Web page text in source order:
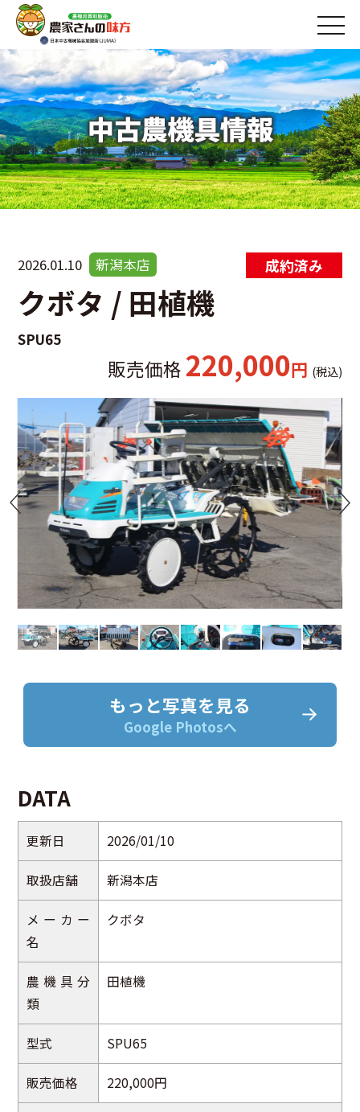
中古農機具情報
2026.01.10 新潟本店
クボタ / 田植機
SPU65
販売価格 220,000円 (税込)
もっと写真を見る
Google Photosへ
DATA
更新日 2026/01/10
取扱店舗 新潟本店
メーカー
名
クボタ
農機具分
類
田植機
型式 SPU65
販売価格 220,000円